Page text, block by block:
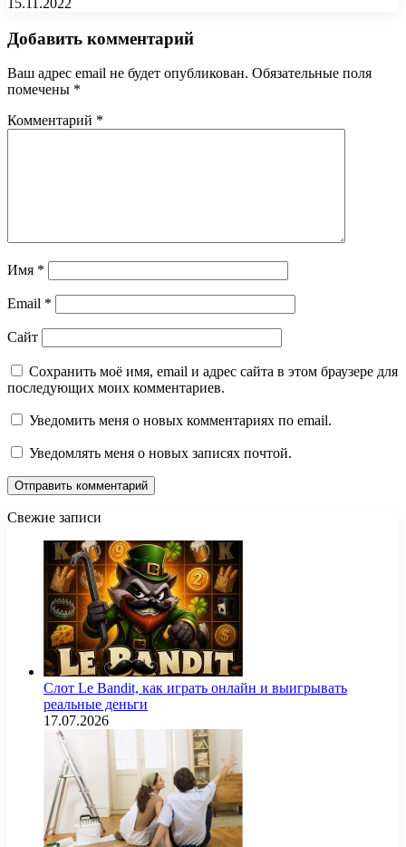
15.11.2022
Добавить комментарий
Ваш адрес email не будет опубликован. Обязательные поля
помечены *
Комментарий *
Имя *
Email *
Сайт
Сохранить моё имя, email и адрес сайта в этом браузере для
последующих моих комментариев.
Уведомить меня о новых комментариях по email.
Уведомлять меня о новых записях почтой.
Свежие записи
Слот Le Bandit, как играть онлайн и выигрывать
реальные деньги
17.07.2026